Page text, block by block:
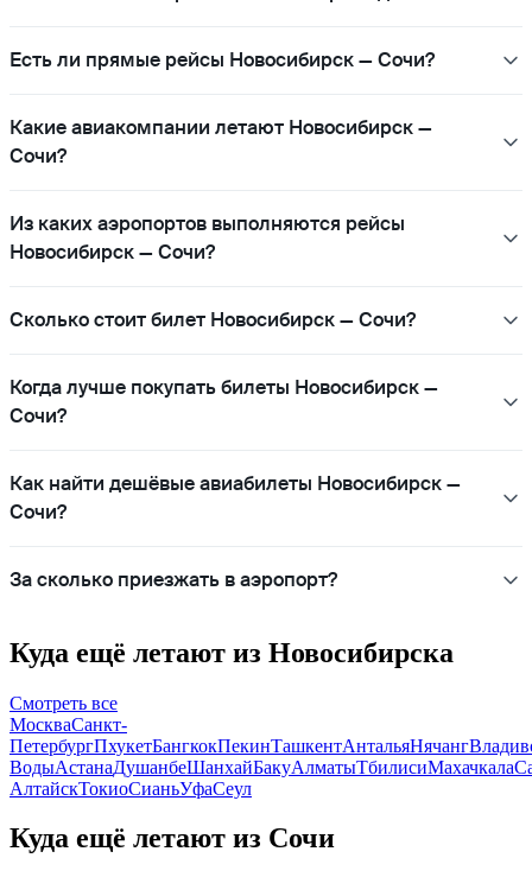
Есть ли прямые рейсы Новосибирск — Сочи?
Какие авиакомпании летают Новосибирск —
Сочи?
Из каких аэропортов выполняются рейсы
Новосибирск — Сочи?
Сколько стоит билет Новосибирск — Сочи?
Когда лучше покупать билеты Новосибирск —
Сочи?
Как найти дешёвые авиабилеты Новосибирск —
Сочи?
За сколько приезжать в аэропорт?
Куда ещё летают из Новосибирска
Смотреть все
МоскваСанкт-
ПетербургПхукетБангкокПекинТашкентАнтальяНячанг
ВодыАстанаДушанбеШанхайБакуАлматыТбилисиМахачкала
АлтайскТокиоСианьУфаСеул
Куда ещё летают из Сочи